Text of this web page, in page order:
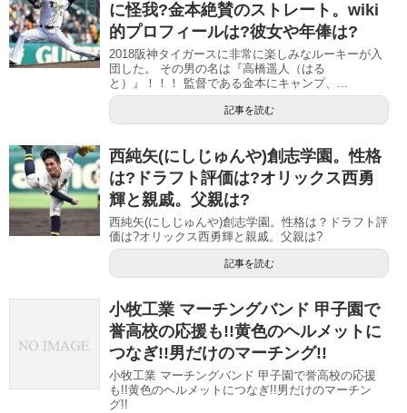
に怪我?金本絶賛のストレート。wiki
的プロフィールは?彼女や年俸は?
2018阪神タイガースに非常に楽しみなルーキーが入
団した。 その男の名は『高橋遥人（はる
と）』！！！ 監督である金本にキャンプ、...
記事を読む
西純矢(にしじゅんや)創志学園。性格
は?ドラフト評価は?オリックス西勇
輝と親戚。父親は?
西純矢(にしじゅんや)創志学園。性格は？ドラフト評
価は?オリックス西勇輝と親戚。父親は?
記事を読む
小牧工業 マーチングバンド 甲子園で
誉高校の応援も!!黄色のヘルメットに
つなぎ!!男だけのマーチング!!
小牧工業 マーチングバンド 甲子園で誉高校の応援
も!!黄色のヘルメットにつなぎ!!男だけのマーチン
グ!!